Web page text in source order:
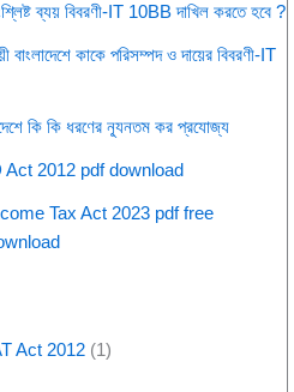
ব্যয় বিবরণী-IT 10BB দাখিল করতে হবে ?
কাকে পরিসম্পদ ও দায়ের বিবরণী-IT
কি কি ধরণের ন্যূনতম কর প্রযোজ্য
Act 2012 pdf download
Tax Act 2023 pdf free
Act 2012 (1)